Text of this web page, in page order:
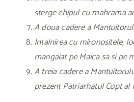
sterge chipul cu mahrama
A doua cadere a
Intalnirea cu mironositele,
mangaiat pe Maica sa si pe
A treia cadere a
prezent Patriarhatul Copt al